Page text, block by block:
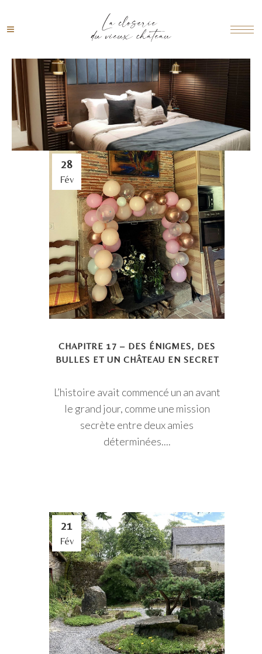
28
Fév
CHAPITRE 17 – DES ÉNIGMES, DES
BULLES ET UN CHÂTEAU EN SECRET
L’histoire avait commencé un an avant
le grand jour, comme une mission
secrète entre deux amies
déterminées....
21
Fév